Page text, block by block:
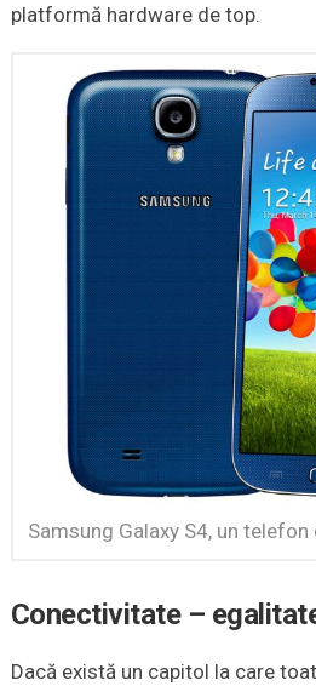
platformă hardware de top.
Samsung Galaxy S4, un
Conectivitate –
Dacă există un capitol la care